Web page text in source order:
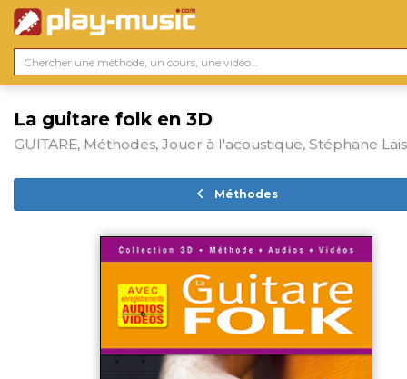
La guitare folk en 3D
GUITARE, Méthodes, Jouer à l'acoustique, Stéphane
Méthodes